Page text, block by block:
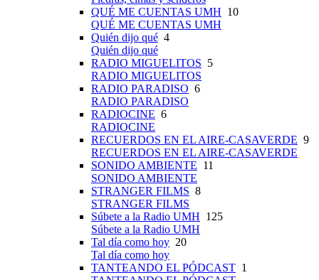
QUÉ ME CUENTAS UMH 10
QUÉ ME CUENTAS UMH
Quién dijo qué 4
Quién dijo qué
RADIO MIGUELITOS 5
RADIO MIGUELITOS
RADIO PARADISO 6
RADIO PARADISO
RADIOCINE 6
RADIOCINE
RECUERDOS EN EL AIRE-CASAVERDE 9
RECUERDOS EN EL AIRE-CASAVERDE
SONIDO AMBIENTE 11
SONIDO AMBIENTE
STRANGER FILMS 8
STRANGER FILMS
Súbete a la Radio UMH 125
Súbete a la Radio UMH
Tal día como hoy 20
Tal día como hoy
TANTEANDO EL PÓDCAST 1